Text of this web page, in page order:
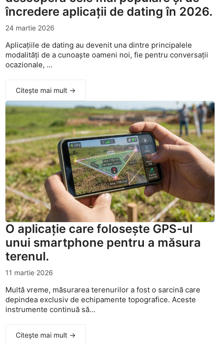
încredere aplicații de dating în 2026.
24 martie 2026
Aplicațiile de dating au devenit una dintre principalele
modalități de a cunoaște oameni noi, fie pentru conversații
ocazionale, ...
Citește mai mult →
O aplicație care folosește GPS-ul
unui smartphone pentru a măsura
terenul.
11 martie 2026
Multă vreme, măsurarea terenurilor a fost o sarcină care
depindea exclusiv de echipamente topografice. Aceste
instrumente continuă să...
Citește mai mult →